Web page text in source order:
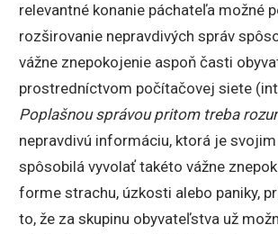
relevantné konanie páchateľa možné
rozširovanie nepravdivých správ
vážne znepokojenie aspoň časti
prostredníctvom počítačovej siete
Poplašnou správou pritom treba
nepravdivú informáciu, ktorá je
spôsobilá vyvolať takéto vážne
forme strachu, úzkosti alebo paniky,
to, že za skupinu obyvateľstva už